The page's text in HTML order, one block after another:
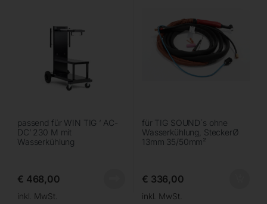
passend für WIN TIG ‘ AC-
DC’ 230 M mit
Wasserkühlung
€ 468,00
inkl. MwSt.
für TIG SOUND´s ohne
Wasserkühlung, SteckerØ
13mm 35/50mm²
€ 336,00
inkl. MwSt.